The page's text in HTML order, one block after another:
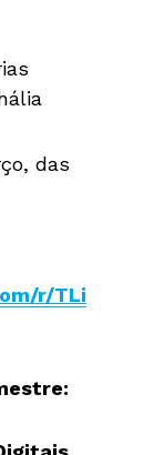
das
r/TLi